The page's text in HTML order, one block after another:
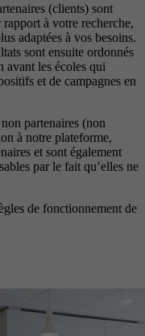
(clients) sont
rapport à votre recherche,
adaptées à vos besoins.
sont ensuite ordonnés
avant les écoles qui
et de campagnes en
partenaires (non
à notre plateforme,
et sont également
par le fait qu’elles ne
de fonctionnement de